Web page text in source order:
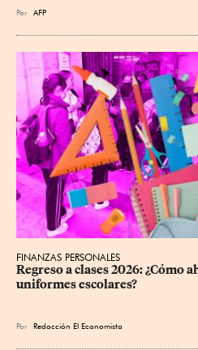
Por AFP
FINANZAS PERSONALES
Regreso a clases 2026:
uniformes escolares?
Por Redacción El Economista